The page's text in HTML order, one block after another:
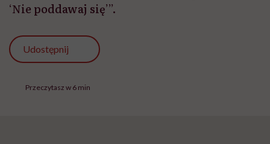
‘Nie poddawaj się’”.
Udostępnij
Przeczytasz w 6 min